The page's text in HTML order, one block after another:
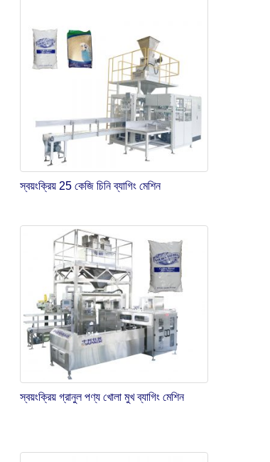
স্বয়ংক্রিয় 25 কেজি চিনি ব্যাগিং মেশিন
স্বয়ংক্রিয় গ্রানুল পণ্য খোলা মুখ ব্যাগিং মেশিন